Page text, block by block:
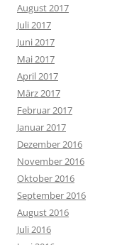
August 2017
Juli 2017
Juni 2017
Mai 2017
April 2017
März 2017
Februar 2017
Januar 2017
Dezember 2016
November 2016
Oktober 2016
September 2016
August 2016
Juli 2016